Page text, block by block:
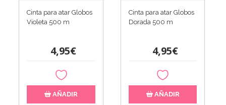
Cinta para atar Globos
Violeta 500 m
4,95€
AÑADIR
Cinta para atar Globos
Dorada 500 m
4,95€
AÑADIR